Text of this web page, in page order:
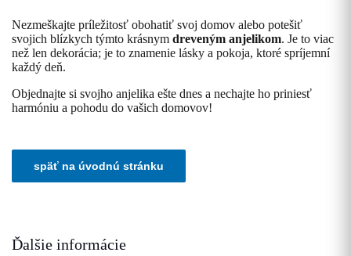
Nezmeškajte príležitosť obohatiť svoj domov alebo potešiť
svojich blízkych týmto krásnym dreveným anjelikom. Je to viac
než len dekorácia; je to znamenie lásky a pokoja, ktoré spríjemní
každý deň.
Objednajte si svojho anjelika ešte dnes a nechajte ho priniesť
harmóniu a pohodu do vašich domovov!
Ďalšie informácie